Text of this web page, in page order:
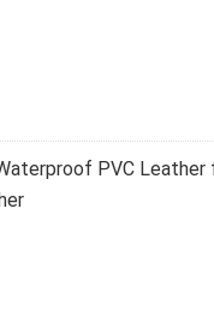
PVC Leather